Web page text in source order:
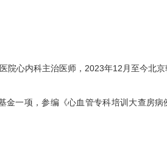
内科主治医师，2023年12月至今北京
一项，参编《心血管专科培训大查房病